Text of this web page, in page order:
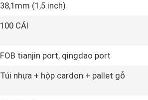
38,1mm (1,5 inch)
100 CÁI
FOB tianjin port, qingdao port
Túi nhựa + hộp cardon + pallet gỗ